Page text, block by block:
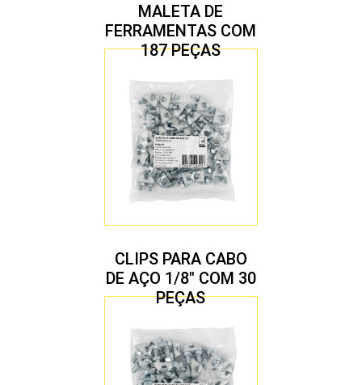
MALETA DE
FERRAMENTAS COM
187 PEÇAS
CLIPS PARA CABO
DE AÇO 1/8″ COM 30
PEÇAS